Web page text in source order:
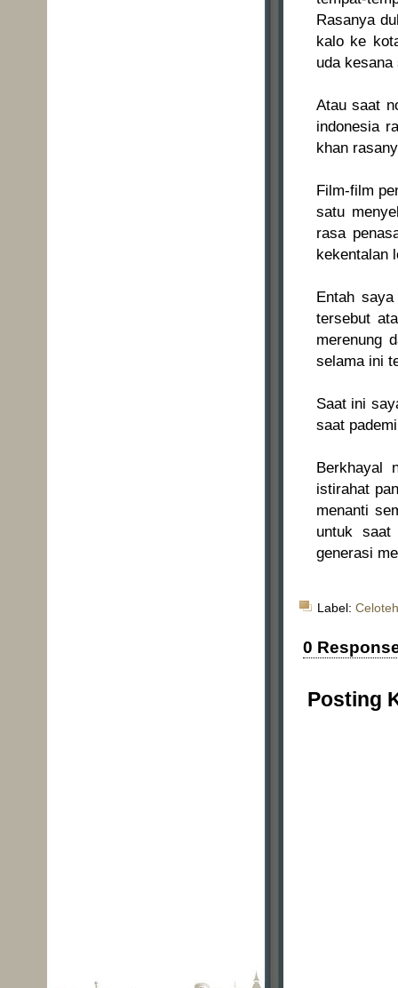
Rasanya
kalo ke
uda
Atau saat
indonesia
khan
Film-film
satu
rasa
kekentalan
Entah
tersebut
merenung
selama ini
Saat ini
saat
Berkhayal
istirahat
menanti
untuk
generasi
Label:
0
Posting